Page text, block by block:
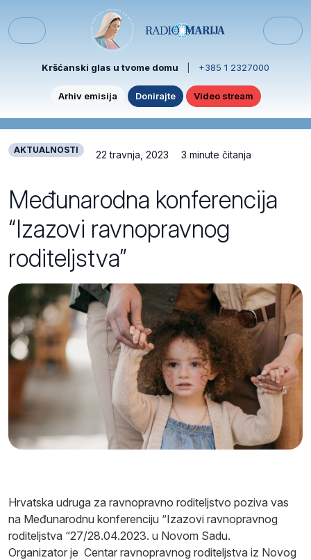
Menu
Kršćanski glas u tvome domu +385 1 2327000
Arhiv emisija Donirajte Video stream
AKTUALNOSTI 22 travnja, 2023 3 minute čitanja
Međunarodna konferencija
“Izazovi ravnopravnog
roditeljstva”
Hrvatska udruga za ravnopravno roditeljstvo poziva vas
na Međunarodnu konferenciju “Izazovi ravnopravnog
roditeljstva “27/28.04.2023. u Novom Sadu.
Organizator je Centar ravnopravnog roditeljstva iz Novog